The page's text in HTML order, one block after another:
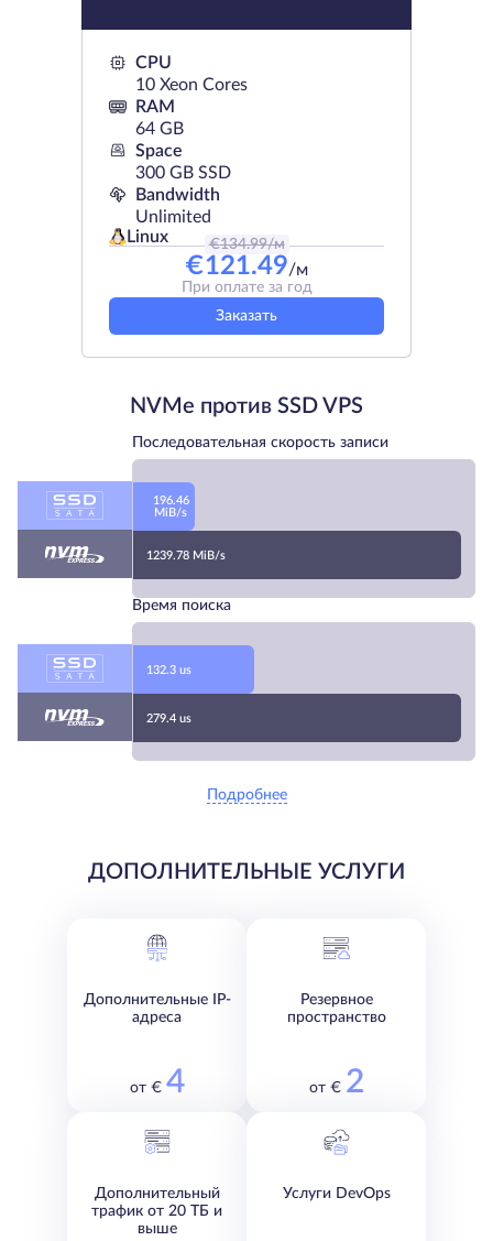
CPU
10 Xeon Cores
RAM
64 GB
Space
300 GB SSD
Bandwidth
Unlimited
Linux
€134.99/м
€121.49/м
При оплате за год
Заказать
NVMe против SSD VPS
Последовательная скорость записи
196.46
MiB/s
1239.78 MiB/s
Время поиска
132.3 us
279.4 us
Подробнее
ДОПОЛНИТЕЛЬНЫЕ УСЛУГИ
Дополнительные IP-
адреса
от € 4
Резервное
пространство
от € 2
Дополнительный
трафик от 20 ТБ и
выше
Услуги DevOps